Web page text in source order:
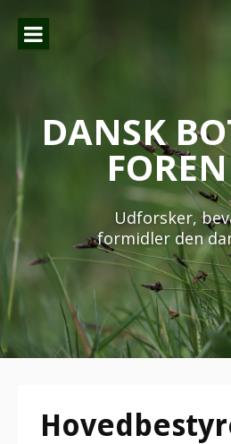
indhold
DANSK
Udforsker,
formidler den